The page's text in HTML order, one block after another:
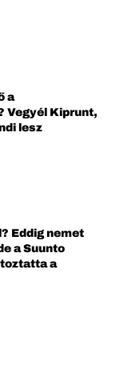
a
Vegyél Kiprunt,
lesz
Eddig nemet
a Suunto
a